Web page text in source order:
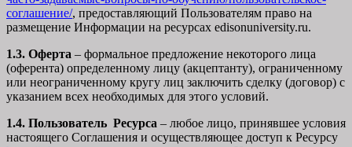
соглашение/, предоставляющий Пользователям право на
размещение Информации на ресурсах edisonuniversity.ru.
1.3. Оферта – формальное предложение некоторого лица
(оферента) определенному лицу (акцептанту), ограниченному
или неограниченному кругу лиц заключить сделку (договор) с
указанием всех необходимых для этого условий.
1.4. Пользователь Ресурса – любое лицо, принявшее условия
настоящего Соглашения и осуществляющее доступ к Ресурсу